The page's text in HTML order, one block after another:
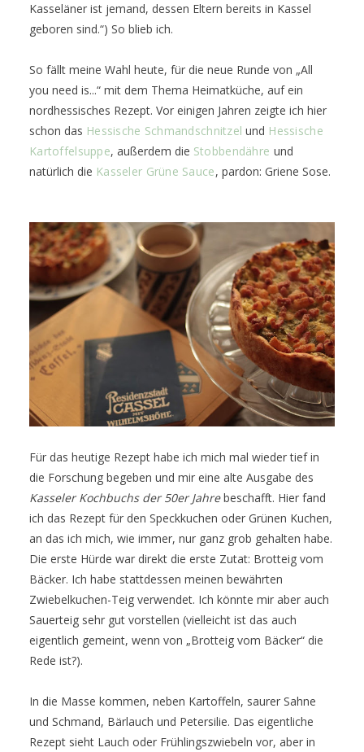
Kasseläner ist jemand, dessen Eltern bereits in Kassel
geboren sind.“) So blieb ich.
So fällt meine Wahl heute, für die neue Runde von „All
you need is...“ mit dem Thema Heimatküche, auf ein
nordhessisches Rezept. Vor einigen Jahren zeigte ich hier
schon das Hessische Schmandschnitzel und Hessische
Kartoffelsuppe, außerdem die Stobbendähre und
natürlich die Kasseler Grüne Sauce, pardon: Griene Sose.
Für das heutige Rezept habe ich mich mal wieder tief in
die Forschung begeben und mir eine alte Ausgabe des
Kasseler Kochbuchs der 50er Jahrebeschafft. Hier fand
ich das Rezept für den Speckkuchen oder Grünen Kuchen,
an das ich mich, wie immer, nur ganz grob gehalten habe.
Die erste Hürde war direkt die erste Zutat: Brotteig vom
Bäcker. Ich habe stattdessen meinen bewährten
Zwiebelkuchen-Teig verwendet. Ich könnte mir aber auch
Sauerteig sehr gut vorstellen (vielleicht ist das auch
eigentlich gemeint, wenn von „Brotteig vom Bäcker“ die
Rede ist?).
In die Masse kommen, neben Kartoffeln, saurer Sahne
und Schmand, Bärlauch und Petersilie. Das eigentliche
Rezept sieht Lauch oder Frühlingszwiebeln vor, aber in